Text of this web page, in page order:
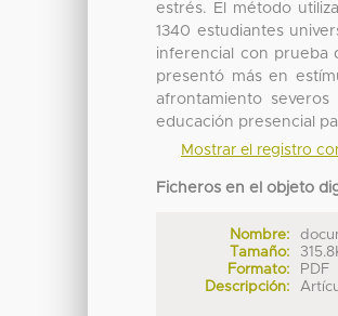
estrés. El método
1340 estudiantes
inferencial con prueba
presentó más en
afrontamiento
educación presencial
Mostrar el registro
Ficheros en el objeto
Nombre:
Tamaño:
Formato:
PDF
Descripción: